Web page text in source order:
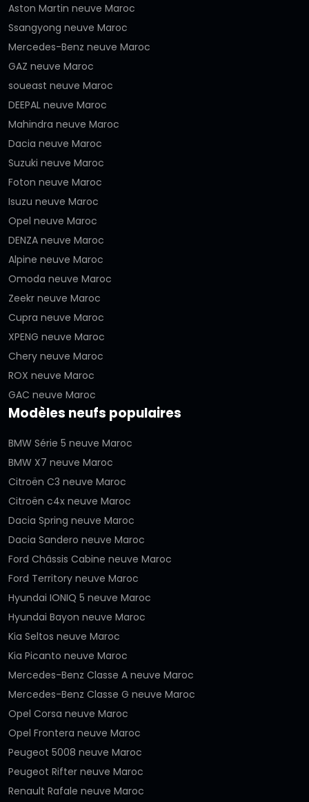
Aston Martin neuve Maroc
Ssangyong neuve Maroc
Mercedes-Benz neuve Maroc
GAZ neuve Maroc
soueast neuve Maroc
DEEPAL neuve Maroc
Mahindra neuve Maroc
Dacia neuve Maroc
Suzuki neuve Maroc
Foton neuve Maroc
Isuzu neuve Maroc
Opel neuve Maroc
DENZA neuve Maroc
Alpine neuve Maroc
Omoda neuve Maroc
Zeekr neuve Maroc
Cupra neuve Maroc
XPENG neuve Maroc
Chery neuve Maroc
ROX neuve Maroc
GAC neuve Maroc
Modèles neufs populaires
BMW Série 5 neuve Maroc
BMW X7 neuve Maroc
Citroën C3 neuve Maroc
Citroën c4x neuve Maroc
Dacia Spring neuve Maroc
Dacia Sandero neuve Maroc
Ford Châssis Cabine neuve Maroc
Ford Territory neuve Maroc
Hyundai IONIQ 5 neuve Maroc
Hyundai Bayon neuve Maroc
Kia Seltos neuve Maroc
Kia Picanto neuve Maroc
Mercedes-Benz Classe A neuve Maroc
Mercedes-Benz Classe G neuve Maroc
Opel Corsa neuve Maroc
Opel Frontera neuve Maroc
Peugeot 5008 neuve Maroc
Peugeot Rifter neuve Maroc
Renault Rafale neuve Maroc